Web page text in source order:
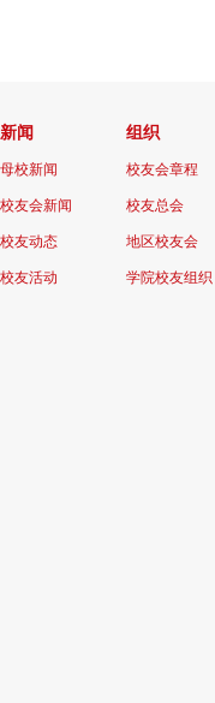
新闻
母校新闻
校友会新闻
校友动态
校友活动
组织
校友会章程
校友总会
地区校友会
学院校友组织